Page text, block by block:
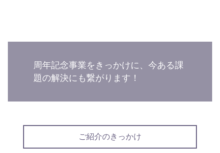
周年記念事業をきっかけに、今ある課
題の解決にも繋がります！
ご紹介のきっかけ